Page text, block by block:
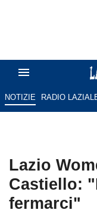
NOTIZIE RADIO
Lazio
Castiello:
fermarci"